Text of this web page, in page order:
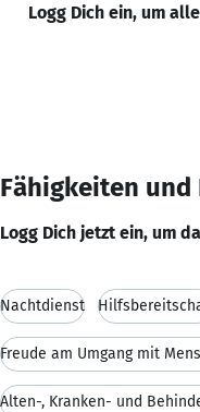
Logg Dich ein, um
Fähigkeiten
Logg Dich jetzt ein, um
Nachtdienst
Freude am Umgang mit
Alten-, Kranken- und